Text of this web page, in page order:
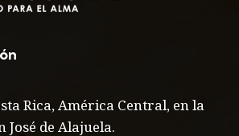
Rica, América Central, en la
José de Alajuela.